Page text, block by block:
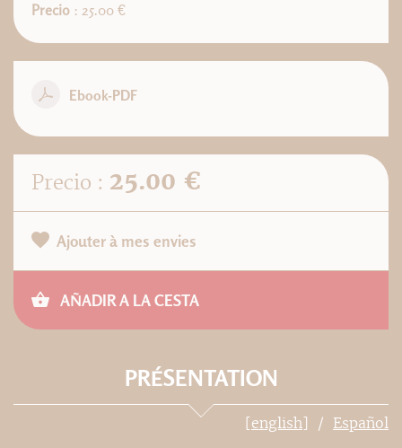
Precio : 25.00 €
Ebook-PDF
Precio : 25.00 €
Ajouter à mes envies
AÑADIR A LA CESTA
PRÉSENTATION
[english] Español